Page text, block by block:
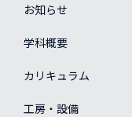
お知らせ
学科概要
カリキュラム
工房・設備